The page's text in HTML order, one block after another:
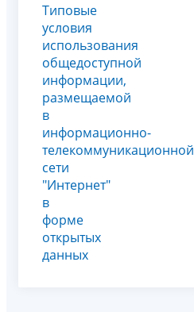
Типовые
условия
использования
общедоступной
информации,
размещаемой
в
информационно-
телекоммуникационной
сети
"Интернет"
в
форме
открытых
данных